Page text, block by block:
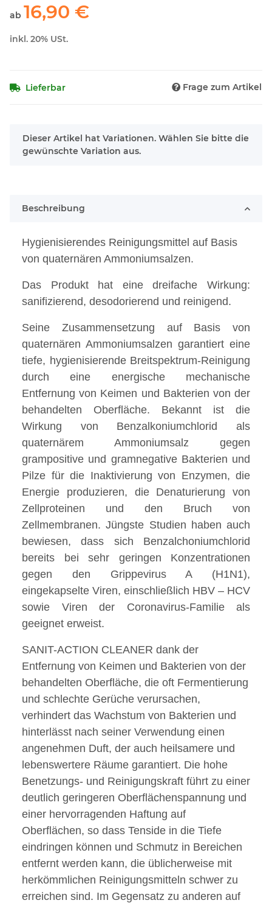
ab 16,90 €
inkl. 20% USt.
Lieferbar Frage zum Artikel
x
Dieser Artikel hat Variationen. Wählen Sie bitte die
gewünschte Variation aus.
Beschreibung
Hygienisierendes Reinigungsmittel auf Basis
von quaternären Ammoniumsalzen.
Das Produkt hat eine dreifache Wirkung:
sanifizierend, desodorierend und reinigend.
Seine Zusammensetzung auf Basis von
quaternären Ammoniumsalzen garantiert eine
tiefe, hygienisierende Breitspektrum-Reinigung
durch eine energische mechanische
Entfernung von Keimen und Bakterien von der
behandelten Oberfläche. Bekannt ist die
Wirkung von Benzalkoniumchlorid als
quaternärem Ammoniumsalz gegen
grampositive und gramnegative Bakterien und
Pilze für die Inaktivierung von Enzymen, die
Energie produzieren, die Denaturierung von
Zellproteinen und den Bruch von
Zellmembranen. Jüngste Studien haben auch
bewiesen, dass sich Benzalchoniumchlorid
bereits bei sehr geringen Konzentrationen
gegen den Grippevirus A (H1N1),
eingekapselte Viren, einschließlich HBV – HCV
sowie Viren der Coronavirus-Familie als
geeignet erweist.
SANIT-ACTION CLEANER dank der
Entfernung von Keimen und Bakterien von der
behandelten Oberfläche, die oft Fermentierung
und schlechte Gerüche verursachen,
verhindert das Wachstum von Bakterien und
hinterlässt nach seiner Verwendung einen
angenehmen Duft, der auch heilsamere und
lebenswertere Räume garantiert. Die hohe
Benetzungs- und Reinigungskraft führt zu einer
deutlich geringeren Oberflächenspannung und
einer hervorragenden Haftung auf
Oberflächen, so dass Tenside in die Tiefe
eindringen können und Schmutz in Bereichen
entfernt werden kann, die üblicherweise mit
herkömmlichen Reinigungsmitteln schwer zu
erreichen sind. Im Gegensatz zu anderen auf